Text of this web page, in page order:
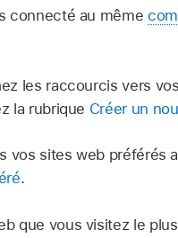
connecté au même
les raccourcis vers
la rubrique Créer un
vos sites web préférés
.
que vous visitez le